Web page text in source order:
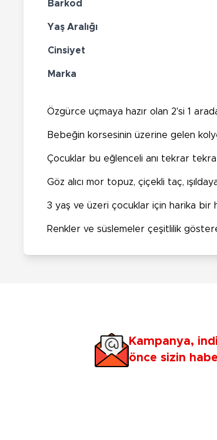
Barkod
Yaş Aralığı
Cinsiyet
Marka
Özgürce uçmaya hazır olan 2'si 1
Bebeğin korsesinin üzerine gelen
Çocuklar bu eğlenceli anı tekrar
Göz alıcı mor topuz, çiçekli taç,
3 yaş ve üzeri çocuklar için harika bir
Renkler ve süslemeler çeşitlilik
Kampanya,
önce sizin